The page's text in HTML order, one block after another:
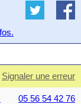
Signaler une erreur
05 56 54 42 76